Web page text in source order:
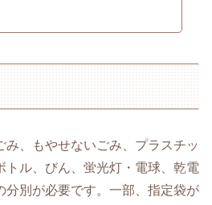
み、もやせないごみ、プラスチッ
トル、びん、蛍光灯・電球、乾電
分別が必要です。一部、指定袋が